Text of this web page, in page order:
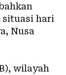
situasi hari
Nusa
), wilayah